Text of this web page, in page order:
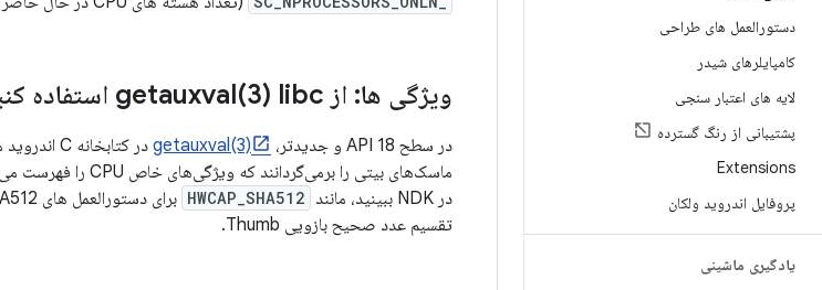
دستورالعمل های طراحی
کامپایلرهای شیدر
لایه های اعتبار سنجی
پشتیبانی از رنگ گسترده
Extensions
پروفایل اندروید ولکان
یادگیری ماشینی
ویژگی ها: از getauxval(3) libc استفاده کنید
در سطح API 18 و جدیدتر، getauxval(3) در کتابخانه C اندروید موجود است. آرگومان‌های
ماسک‌های بیتی را برمی‌گردانند که ویژگی‌های خاص CPU را فهرست می‌کنند. برای مقایسه ثابت ها، سرصفحه های مختلف
در NDK ببینید، مانند HWCAP_SHA512 برای دستورالعمل های SHA512 در arm64، یا
تقسیم عدد صحیح بازویی Thumb.